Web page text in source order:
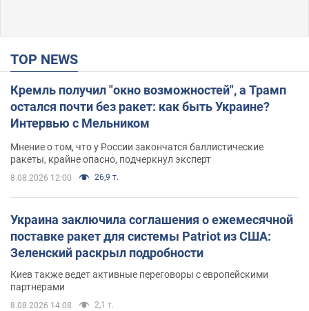
TOP NEWS
Кремль получил "окно возможностей", а Трамп
остался почти без ракет: как быть Украине?
Интервью с Мельником
Мнение о том, что у России закончатся баллистические
ракеты, крайне опасно, подчеркнул эксперт
8.08.2026 12:00 26,9 т.
Украина заключила соглашения о ежемесячной
поставке ракет для системы Patriot из США:
Зеленский раскрыл подробности
Киев также ведет активные переговоры с европейскими
партнерами
8.08.2026 14:08 2,1 т.